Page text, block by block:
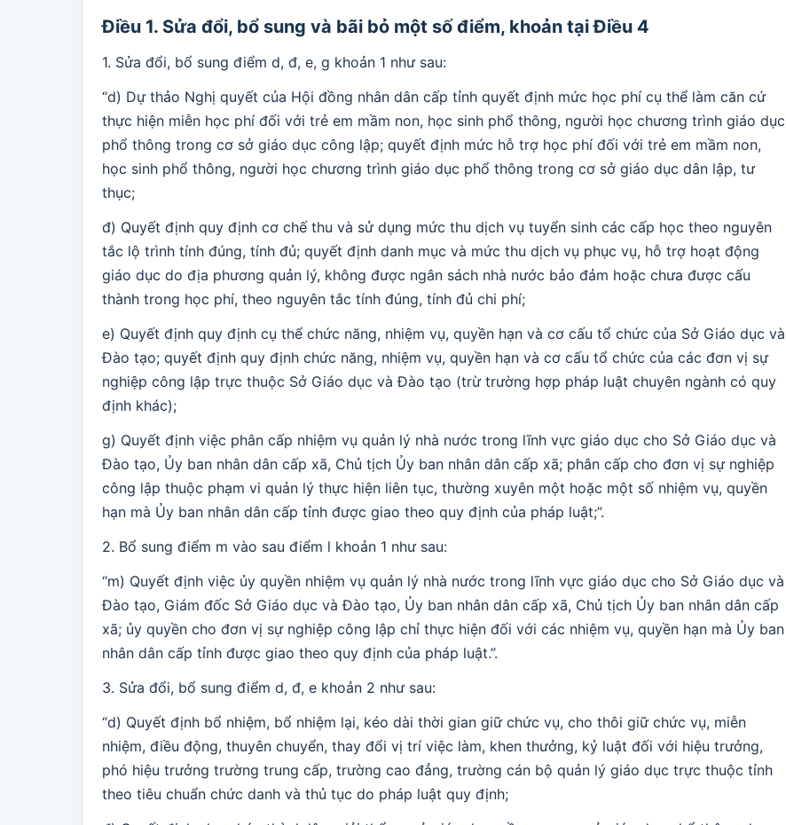
Điều 1. Sửa đổi, bổ sung và bãi bỏ một số điểm, khoản tại Điều 4
1. Sửa đổi, bổ sung điểm d, đ, e, g khoản 1 như sau:
“d) Dự thảo Nghị quyết của Hội đồng nhân dân cấp tỉnh quyết định mức học phí cụ thể làm căn cứ
thực hiện miễn học phí đối với trẻ em mầm non, học sinh phổ thông, người học chương trình giáo dục
phổ thông trong cơ sở giáo dục công lập; quyết định mức hỗ trợ học phí đối với trẻ em mầm non,
học sinh phổ thông, người học chương trình giáo dục phổ thông trong cơ sở giáo dục dân lập, tư
thục;
đ) Quyết định quy định cơ chế thu và sử dụng mức thu dịch vụ tuyển sinh các cấp học theo nguyên
tắc lộ trình tính đúng, tính đủ; quyết định danh mục và mức thu dịch vụ phục vụ, hỗ trợ hoạt động
giáo dục do địa phương quản lý, không được ngân sách nhà nước bảo đảm hoặc chưa được cấu
thành trong học phí, theo nguyên tắc tính đúng, tính đủ chi phí;
e) Quyết định quy định cụ thể chức năng, nhiệm vụ, quyền hạn và cơ cấu tổ chức của Sở Giáo dục và
Đào tạo; quyết định quy định chức năng, nhiệm vụ, quyền hạn và cơ cấu tổ chức của các đơn vị sự
nghiệp công lập trực thuộc Sở Giáo dục và Đào tạo (trừ trường hợp pháp luật chuyên ngành có quy
định khác);
g) Quyết định việc phân cấp nhiệm vụ quản lý nhà nước trong lĩnh vực giáo dục cho Sở Giáo dục và
Đào tạo, Ủy ban nhân dân cấp xã, Chủ tịch Ủy ban nhân dân cấp xã; phân cấp cho đơn vị sự nghiệp
công lập thuộc phạm vi quản lý thực hiện liên tục, thường xuyên một hoặc một số nhiệm vụ, quyền
hạn mà Ủy ban nhân dân cấp tỉnh được giao theo quy định của pháp luật;”.
2. Bổ sung điểm m vào sau điểm l khoản 1 như sau:
“m) Quyết định việc ủy quyền nhiệm vụ quản lý nhà nước trong lĩnh vực giáo dục cho Sở Giáo dục và
Đào tạo, Giám đốc Sở Giáo dục và Đào tạo, Ủy ban nhân dân cấp xã, Chủ tịch Ủy ban nhân dân cấp
xã; ủy quyền cho đơn vị sự nghiệp công lập chỉ thực hiện đối với các nhiệm vụ, quyền hạn mà Ủy ban
nhân dân cấp tỉnh được giao theo quy định của pháp luật.”.
3. Sửa đổi, bổ sung điểm d, đ, e khoản 2 như sau:
“d) Quyết định bổ nhiệm, bổ nhiệm lại, kéo dài thời gian giữ chức vụ, cho thôi giữ chức vụ, miễn
nhiệm, điều động, thuyên chuyển, thay đổi vị trí việc làm, khen thưởng, kỷ luật đối với hiệu trưởng,
phó hiệu trưởng trường trung cấp, trường cao đẳng, trường cán bộ quản lý giáo dục trực thuộc tỉnh
theo tiêu chuẩn chức danh và thủ tục do pháp luật quy định;